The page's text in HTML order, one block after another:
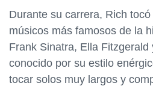
Durante su carrera, Rich
músicos más famosos de la
Frank Sinatra, Ella
conocido por su estilo
tocar solos muy largos y